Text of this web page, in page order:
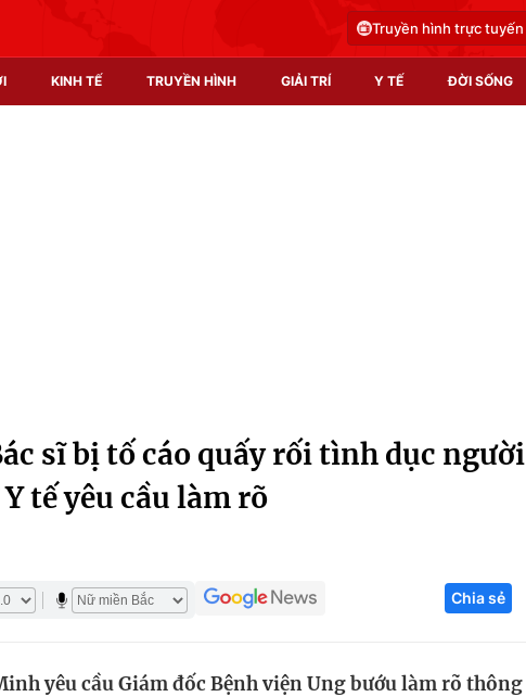
Truyền hình trực tuyến
KINH TẾ TRUYỀN HÌNH GIẢI TRÍ Y TẾ ĐỜI SỐNG
Infographic
Giáo dục
Học trực tuyến
Công nghệ
Sản phẩm
sĩ bị tố cáo quấy rối tình dục người
tế yêu cầu làm rõ
Chia sẻ
yêu cầu Giám đốc Bệnh viện Ung bướu làm rõ thông